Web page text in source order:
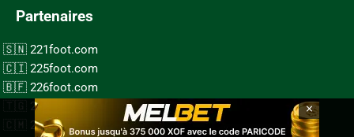
Partenaires
221foot.com
225foot.com
226foot.com
228foot.com
237foot.com
×